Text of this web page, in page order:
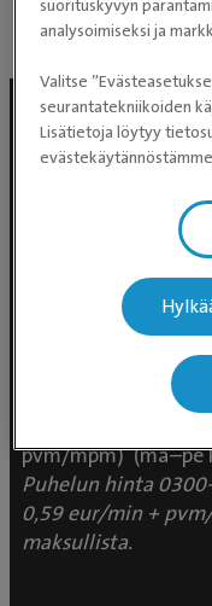
Evidensia
Takomotie 1-3, 4.
Valtakunnallinen
pvm/mpm) (ma–pe
Puhelun hinta
0,59 eur/min +
maksullista.
suorituskyvyn
analysoimiseksi ja
Valitse
seurantatekniikoiden
Lisätietoja löytyy